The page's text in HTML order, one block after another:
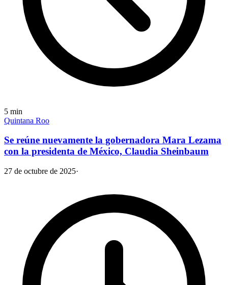
5 min
Quintana Roo
Se reúne nuevamente la gobernadora Mara Lezama
con la presidenta de México, Claudia Sheinbaum
27 de octubre de 2025·